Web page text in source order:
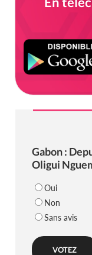
Gabon :
Oligui
Oui
Non
Sans avis